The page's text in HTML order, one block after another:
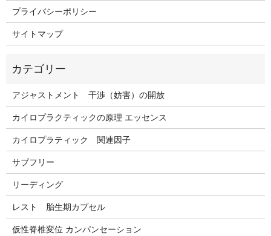
プライバシーポリシー
サイトマップ
アジャストメント 干渉（妨害）の開放
カイロプラクティックの原理 エッセンス
カイロプラティック 関連因子
サブフリー
リーディング
レスト 胎生期カプセル
仮性脊椎変位 カンパンセーション